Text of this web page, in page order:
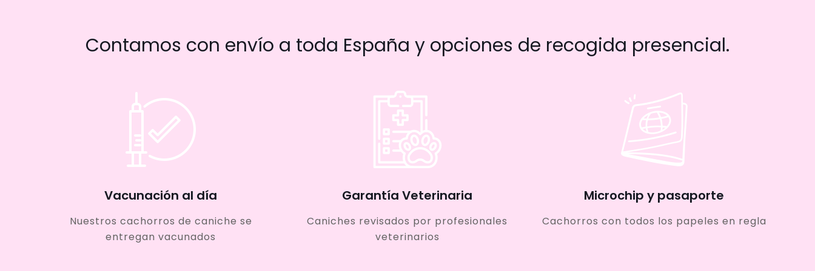
Contamos con envío a toda España y opciones de recogida presencial.
Vacunación al día
Nuestros cachorros de caniche se
entregan vacunados
Garantía Veterinaria
Caniches revisados por profesionales
veterinarios
Microchip y pasaporte
Cachorros con todos los papeles en regla